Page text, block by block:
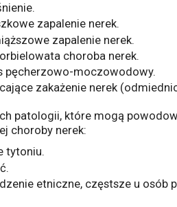
zapalenie nerek.
zapalenie nerek.
choroba nerek.
pęcherzowo-moczowodowy.
zakażenie nerek
patologii, które mogą
choroby nerek:
tytoniu.
etniczne, częstsze u osób